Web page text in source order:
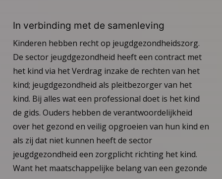
In verbinding met de samenleving
Kinderen hebben recht op jeugdgezondheidszorg.
De sector jeugdgezondheid heeft een contract met
het kind via het Verdrag inzake de rechten van het
kind; jeugdgezondheid als pleitbezorger van het
kind. Bij alles wat een professional doet is het kind
de gids. Ouders hebben de verantwoordelijkheid
over het gezond en veilig opgroeien van hun kind en
als zij dat niet kunnen heeft de sector
jeugdgezondheid een zorgplicht richting het kind.
Want het maatschappelijke belang van een gezonde